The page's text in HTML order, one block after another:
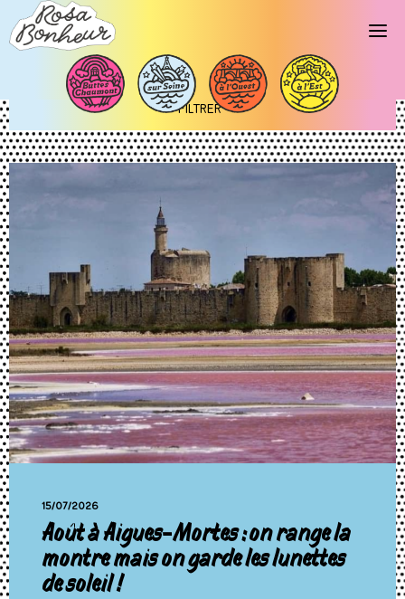
FILTRER
15/07/2026
Août à Aigues-Mortes : on range la
montre mais on garde les lunettes
de soleil !